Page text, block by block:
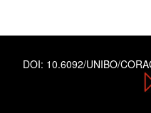
DOI: 10.6092/UNIBO/